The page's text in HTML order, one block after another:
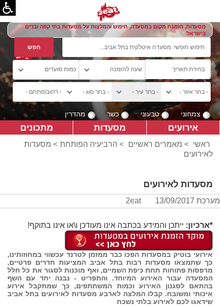
מסעדות, הזמנת מקום במסעדה, חיפוש והמלצות על מסעדות בתי קפה וברים
בישראל
צמחוני טבעוני כשר מהדרין
אירועים מסעדות מתכונים
ראשי > מאמרים ראשיים > הרביעיה הפותחת > מסעדות
לאירועים
מסעדות לאירועים
מערכת 2eat 13/09/2017
*ארכיון: ייתכן והמידע בכתבה אינו מעודכן ו\או אינו בתוקף!
אירועי בוטיק במסעדות הפכו כבר ממזמן לטרנד עכשווי במחוזותינו,
כך שתמצאו מסעדות רבות בתל אביב המציעות חדרים פרטיים,
מרפסות פתוחות תחת כיפת השמיים, ואף מוכנות לסגור את כל חלל
המסעדה עבור האירוע המיוחד. והתפריט - נבנה יחד עם השף
בהתאם לסגנון האירוע וכמות המשתתפים, כך שמתקבל אירוע
איכותי ומשובח. קבלו המלצה לארבע מסעדות לאירועים בתל אביב
שידאגו לכם לאירוע בלתי נשכח